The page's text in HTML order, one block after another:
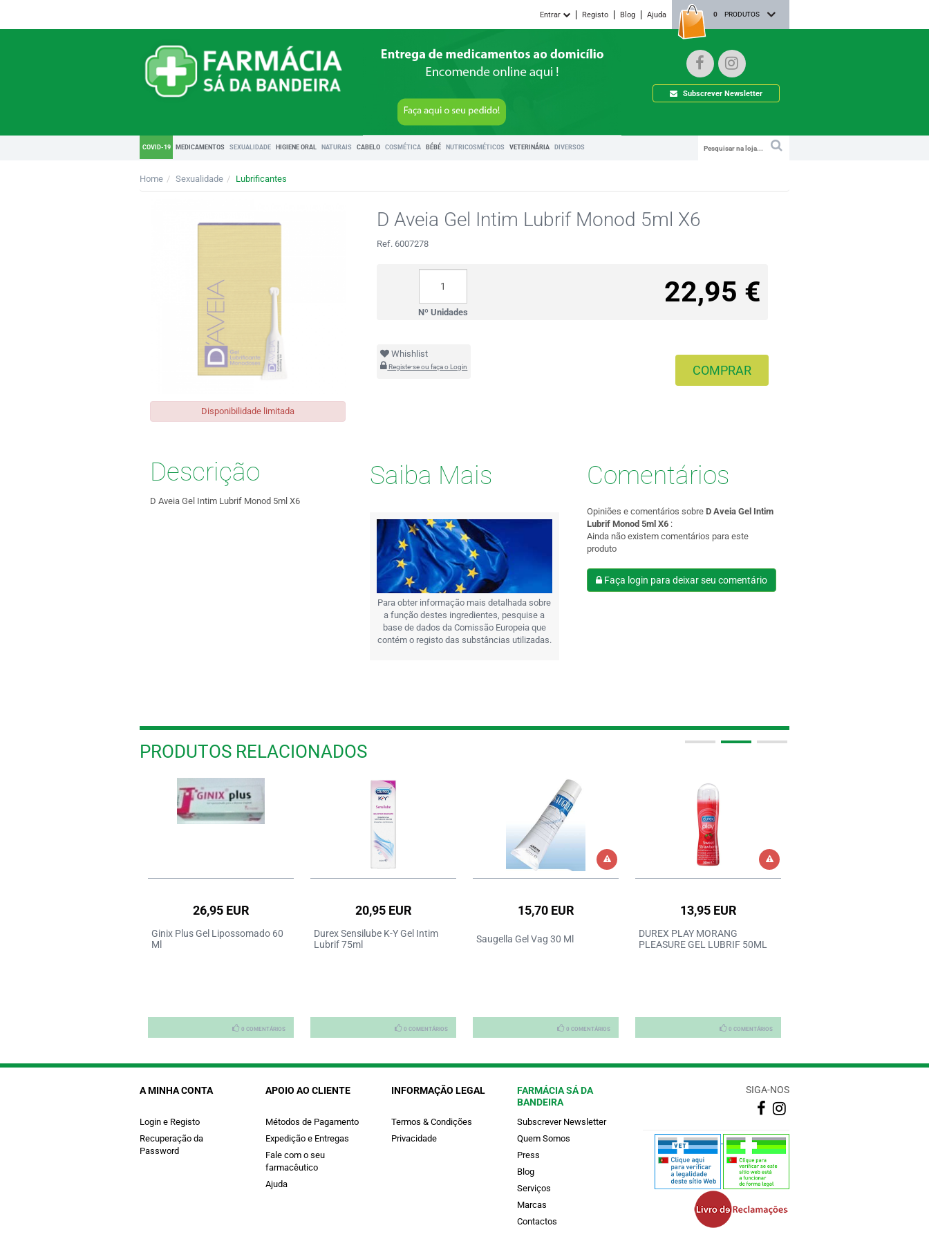
0 PRODUTOS
Entrar Registo Blog Ajuda
Subscrever Newsletter
COVID-19 MEDICAMENTOS SEXUALIDADE HIGIENE ORAL NATURAIS CABELO COSMÉTICA BÉBÉ NUTRICOSMÉTICOS VETERINÁRIA DIVERSOS
Home Sexualidade Lubrificantes
Disponibilidade limitada
D Aveia Gel Intim Lubrif Monod 5ml X6
Ref. 6007278
22,95 €
Nº Unidades
Whishlist
Registe-se ou faça o Login COMPRAR
Descrição
D Aveia Gel Intim Lubrif Monod 5ml X6
Saiba Mais
Para obter informação mais detalhada sobre
a função destes ingredientes, pesquise a
base de dados da Comissão Europeia que
contém o registo das substâncias utilizadas.
Comentários
Opiniões e comentários sobre D Aveia Gel Intim
Lubrif Monod 5ml X6:
Ainda não existem comentários para este
produto
Faça login para deixar seu comentário
PRODUTOS RELACIONADOS
26,95 EUR
Ginix Plus Gel Lipossomado 60
Ml
0 COMENTÁRIOS
20,95 EUR
Durex Sensilube K-Y Gel Intim
Lubrif 75ml
0 COMENTÁRIOS
15,70 EUR
Saugella Gel Vag 30 Ml
0 COMENTÁRIOS
13,95 EUR
DUREX PLAY MORANG
PLEASURE GEL LUBRIF 50ML
0 COMENTÁRIOS
A MINHA CONTA
Login e Registo
Recuperação da
Password
APOIO AO CLIENTE
Métodos de Pagamento
Expedição e Entregas
Fale com o seu
farmacêutico
Ajuda
INFORMAÇÃO LEGAL
Termos & Condições
Privacidade
FARMÁCIA SÁ DA
BANDEIRA
Subscrever Newsletter
Quem Somos
Press
Blog
Serviços
Marcas
Contactos
SIGA-NOS